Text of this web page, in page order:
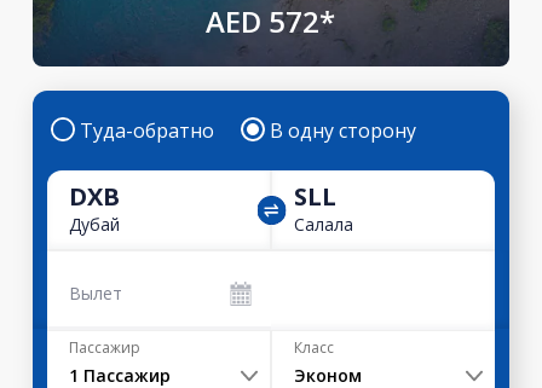
AED 572*
Туда-обратно В одну сторону
DXB
Дубай
SLL
Салала
Вылет
Пассажир
1 Пассажир
Класс
Эконом